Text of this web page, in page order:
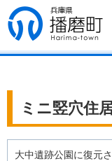
兵庫県 播磨
町
ミニ竪穴住
大中遺跡公園に復元